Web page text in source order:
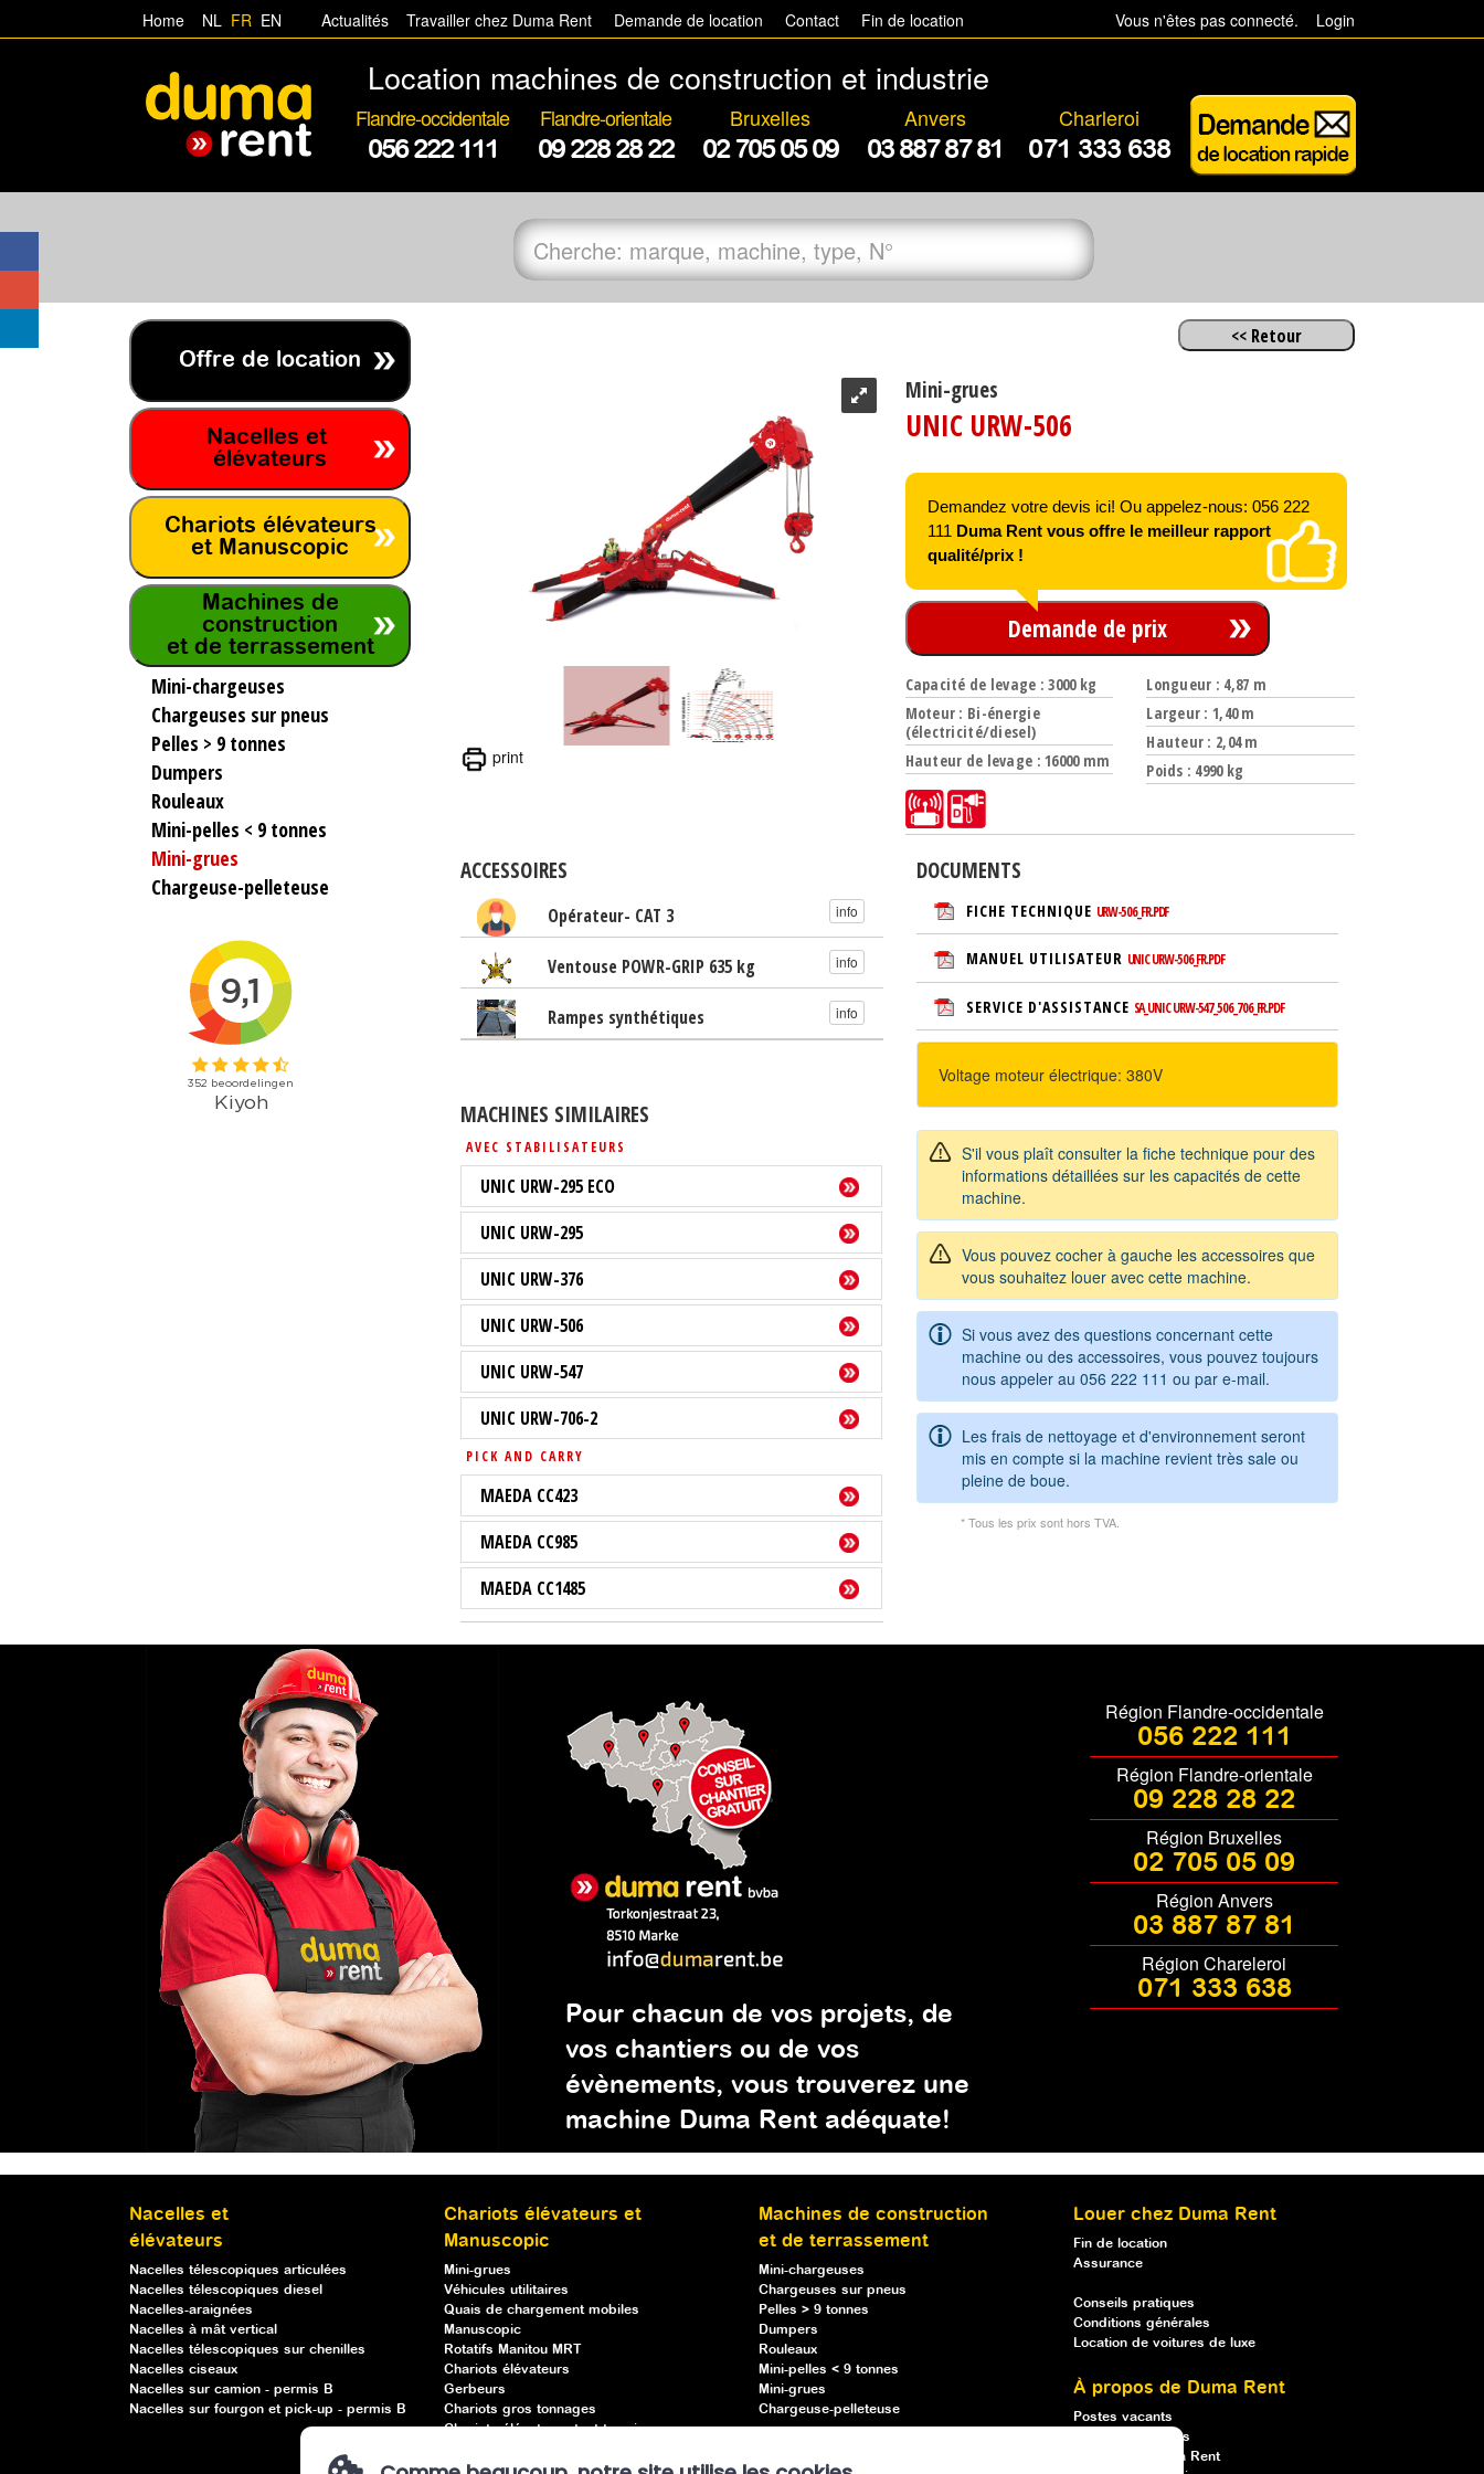
Home NL FR EN Actualités Travailler chez Duma Rent Demande de location Contact Fin de location Vous n'êtes pas connecté. Login
Location machines de construction et industrie
Flandre-occidentale
056 222 111
Flandre-orientale
09 228 28 22
Bruxelles
02 705 05 09
Anvers
03 887 87 81
Charleroi
071 333 638
print
Mini-grues
UNIC URW-506
Demandez votre devis ici! Ou appelez-nous: 056 222
111 Duma Rent vous offre le meilleur rapport
qualité/prix !
Demande de prix
Capacité de levage : 3000 kg
Moteur : Bi-énergie
(électricité/diesel)
Hauteur de levage : 16000 mm
Longueur : 4,87 m
Largeur : 1,40 m
Hauteur : 2,04 m
Poids : 4990 kg
ACCESSOIRES
Opérateur- CAT 3 info
Ventouse POWR-GRIP 635 kg info
Rampes synthétiques info
MACHINES SIMILAIRES
AVEC STABILISATEURS
UNIC URW-295 ECO
UNIC URW-295
UNIC URW-376
UNIC URW-506
UNIC URW-547
UNIC URW-706-2
PICK AND CARRY
MAEDA CC423
MAEDA CC985
MAEDA CC1485
DOCUMENTS
FICHE TECHNIQUE URW-506_FR.PDF
MANUEL UTILISATEUR UNIC URW-506_FR.PDF
SERVICE D'ASSISTANCE SA_UNIC URW-547_506_706_FR.PDF
Voltage moteur électrique: 380V
S'il vous plaît consulter la fiche technique pour des
informations détaillées sur les capacités de cette
machine.
Vous pouvez cocher à gauche les accessoires que
vous souhaitez louer avec cette machine.
Si vous avez des questions concernant cette
machine ou des accessoires, vous pouvez toujours
nous appeler au 056 222 111 ou par e-mail.
Les frais de nettoyage et d'environnement seront
mis en compte si la machine revient très sale ou
pleine de boue.
* Tous les prix sont hors TVA.
Offre de location
Nacelles et
élévateurs
Chariots élévateurs
et Manuscopic
Machines de
construction
et de terrassement
Mini-chargeuses
Chargeuses sur pneus
Pelles > 9 tonnes
Dumpers
Rouleaux
Mini-pelles < 9 tonnes
Mini-grues
Chargeuse-pelleteuse
Pour chacun de vos projets, de
vos chantiers ou de vos
évènements, vous trouverez une
machine Duma Rent adéquate!
Région Flandre-occidentale
056 222 111
Région Flandre-orientale
09 228 28 22
Région Bruxelles
02 705 05 09
Région Anvers
03 887 87 81
Région Chareleroi
071 333 638
Nacelles et
élévateurs
Nacelles télescopiques articulées
Nacelles télescopiques diesel
Nacelles-araignées
Nacelles à mât vertical
Nacelles télescopiques sur chenilles
Nacelles ciseaux
Nacelles sur camion - permis B
Nacelles sur fourgon et pick-up - permis B
Chariots élévateurs et
Manuscopic
Mini-grues
Véhicules utilitaires
Quais de chargement mobiles
Manuscopic
Rotatifs Manitou MRT
Chariots élévateurs
Gerbeurs
Chariots gros tonnages
Chariots élévateurs tout terrain
Ventouses
Machines de construction
et de terrassement
Mini-chargeuses
Chargeuses sur pneus
Pelles > 9 tonnes
Dumpers
Rouleaux
Mini-pelles < 9 tonnes
Mini-grues
Chargeuse-pelleteuse
Louer chez Duma Rent
Fin de location
Assurance
Conseils pratiques
Conditions générales
Location de voitures de luxe
À propos de Duma Rent
Postes vacants
Qui sommes-nous
Louer chez Duma Rent